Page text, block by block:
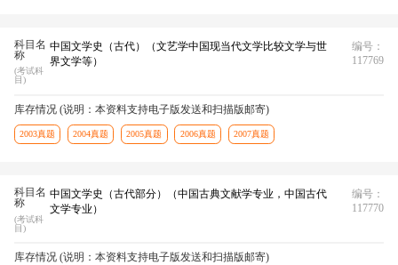
科目名
称
(考试科
目)
中国文学史（古代）（文艺学中国现当代文学比较文学与世
界文学等）
编号：
117769
库存情况 (说明：本资料支持电子版发送和扫描版邮寄)
2003真题 2004真题 2005真题 2006真题 2007真题
科目名
称
(考试科
目)
中国文学史（古代部分）（中国古典文献学专业，中国古代
文学专业）
编号：
117770
库存情况 (说明：本资料支持电子版发送和扫描版邮寄)